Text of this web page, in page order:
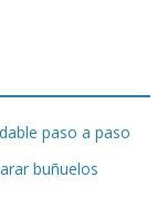
paso a paso
buñuelos